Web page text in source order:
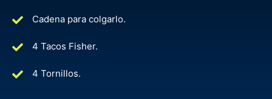
Cadena para colgarlo.
4 Tacos Fisher.
4 Tornillos.